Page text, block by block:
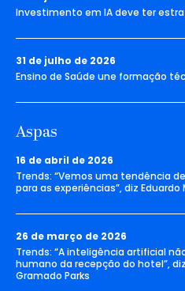
Investimento em IA deve ter
31 de julho de 2026
Ensino de Saúde une formação
Aspas
16 de abril de 2026
Trends: “Vemos uma tendência
para as experiências”, diz Eduardo
26 de março de 2026
Trends: “A inteligência artificial
humano da recepção do hotel”,
Gramado Parks